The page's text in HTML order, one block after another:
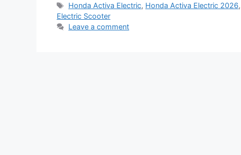
Tags
Honda Activa Electric, Honda Activa Electric 2026,
Electric Scooter
Leave a comment